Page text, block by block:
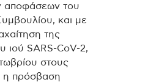
αποφάσεων του
και με
της
ιού SARS-CoV-2,
στους
πρόσβαση